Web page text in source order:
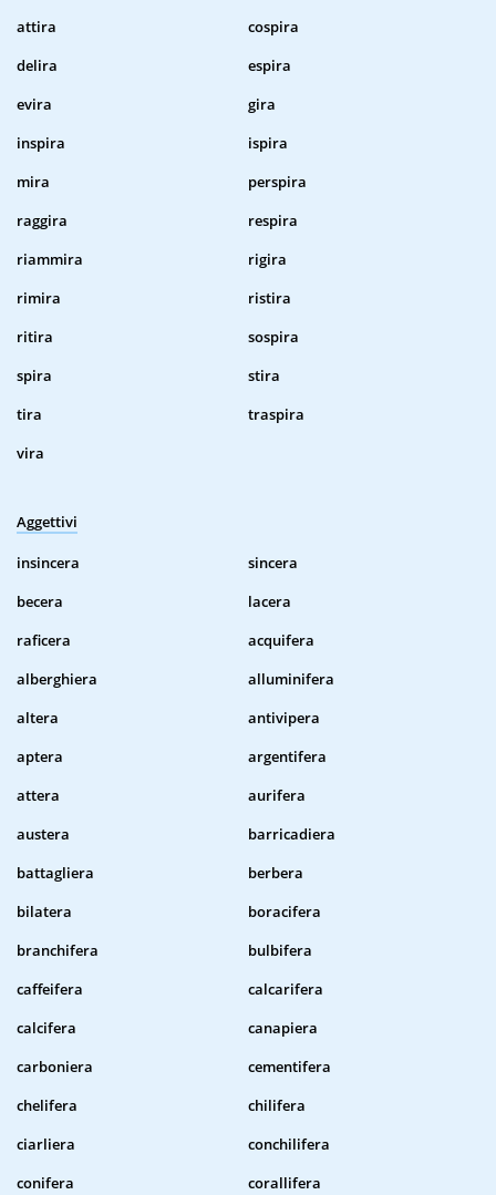
attira
cospira
delira
espira
evira
gira
inspira
ispira
mira
perspira
raggira
respira
riammira
rigira
rimira
ristira
ritira
sospira
spira
stira
tira
traspira
vira
Aggettivi
insincera
sincera
becera
lacera
raficera
acquifera
alberghiera
alluminifera
altera
antivipera
aptera
argentifera
attera
aurifera
austera
barricadiera
battagliera
berbera
bilatera
boracifera
branchifera
bulbifera
caffeifera
calcarifera
calcifera
canapiera
carboniera
cementifera
chelifera
chilifera
ciarliera
conchilifera
conifera
corallifera